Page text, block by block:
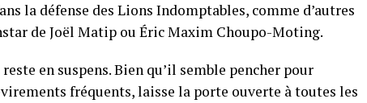
la défense des Lions Indomptables, comme d’autres
de Joël Matip ou Éric Maxim Choupo-Moting.
en suspens. Bien qu’il semble pencher pour
fréquents, laisse la porte ouverte à toutes les